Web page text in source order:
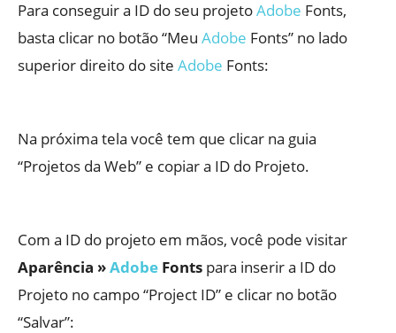
Para conseguir a ID do seu projetoAdobe Fonts,
basta clicar no botão “Meu Adobe Fonts” no lado
superior direito do site Adobe Fonts:
Na próxima tela você tem que clicar na guia
“Projetos da Web” e copiar a ID do Projeto.
Com a ID do projeto em mãos, você pode visitar
Aparência »Adobe Fonts para inserir a ID do
Projeto no campo “Project ID” e clicar no botão
“Salvar”: